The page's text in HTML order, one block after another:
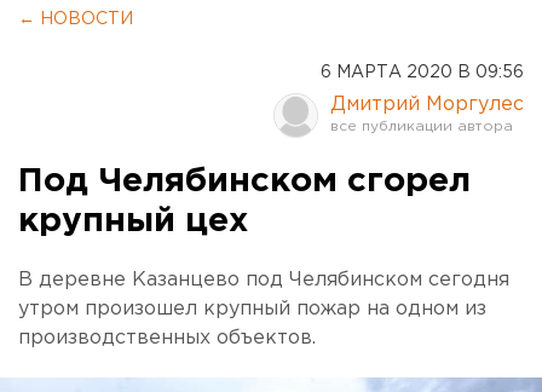
← НОВОСТИ
6 МАРТА 2020 В 09:56
Дмитрий Моргулес
Под Челябинском сгорел
крупный цех
В деревне Казанцево под Челябинском сегодня
утром произошел крупный пожар на одном из
производственных объектов.